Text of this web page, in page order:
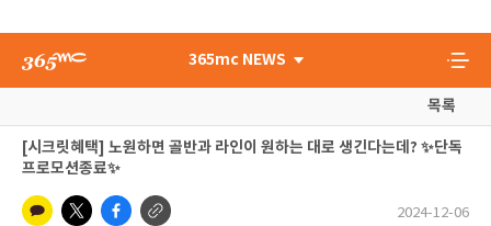
365mc NEWS
목록
[시크릿혜택] 노원하면 골반과 라인이 원하는 대로 생긴다는데? ✨단독
프로모션종료✨
2024-12-06